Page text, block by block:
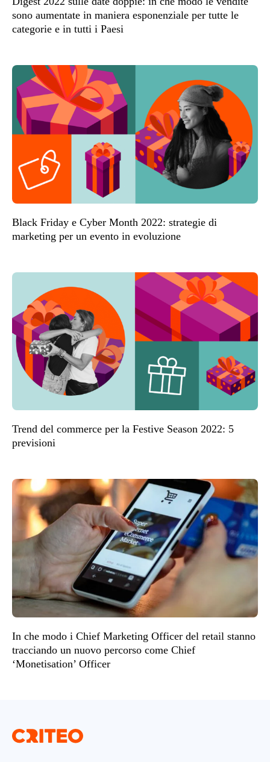
sono aumentate in maniera esponenziale per tutte le
categorie e in tutti i Paesi
Black Friday e Cyber Month 2022: strategie di
marketing per un evento in evoluzione
Trend del commerce per la Festive Season 2022: 5
previsioni
In che modo i Chief Marketing Officer del retail stanno
tracciando un nuovo percorso come Chief
‘Monetisation’ Officer